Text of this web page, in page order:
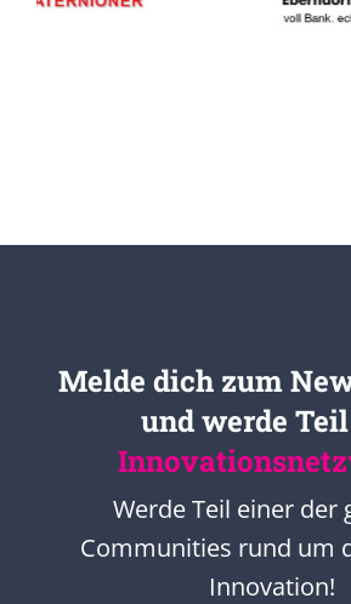
Melde dich zum
und werde
Werde Teil einer der
Communities rund um
Innovation!